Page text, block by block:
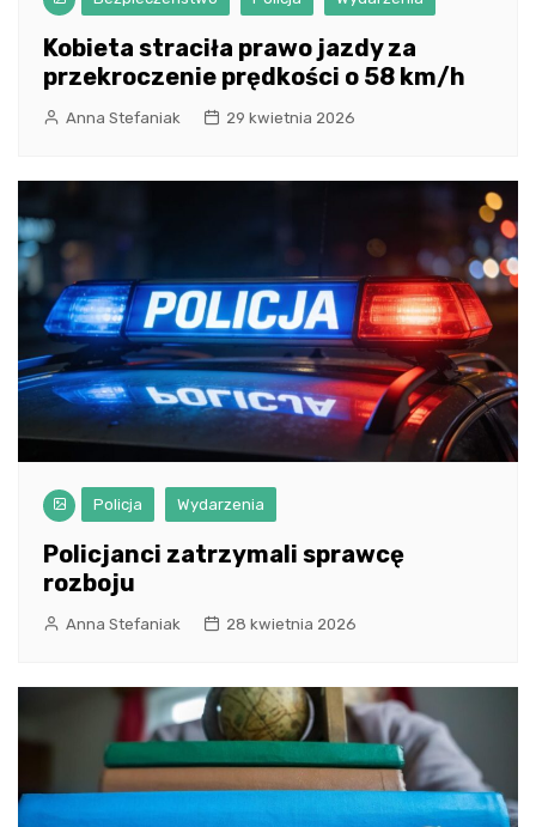
Kobieta straciła prawo jazdy za
przekroczenie prędkości o 58 km/h
Anna Stefaniak 29 kwietnia 2026
Policja Wydarzenia
Policjanci zatrzymali sprawcę
rozboju
Anna Stefaniak 28 kwietnia 2026